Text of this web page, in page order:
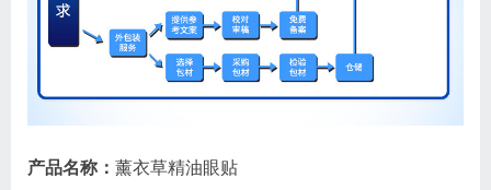
产品名称： 薰衣草精油眼贴